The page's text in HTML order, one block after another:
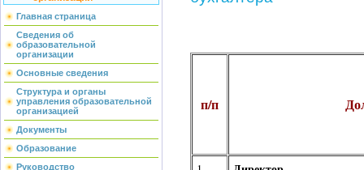
Главная страница
Сведения об
образовательной
организации
Основные сведения
Структура и органы
управления образовательной
организацией
Документы
Образование
Руководство
п/п